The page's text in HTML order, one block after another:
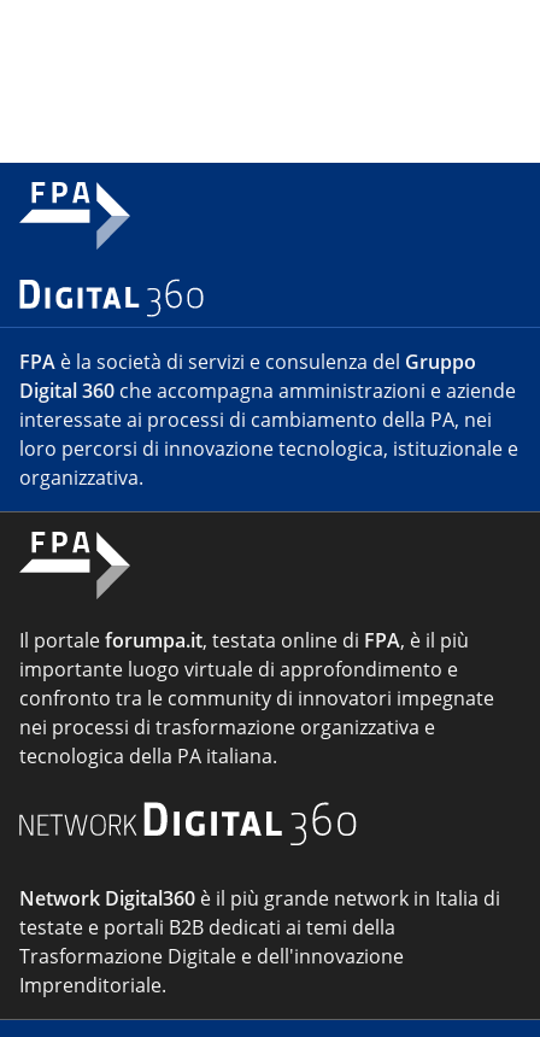
FPA è la società di servizi e consulenza del Gruppo
Digital 360 che accompagna amministrazioni e aziende
interessate ai processi di cambiamento della PA, nei
loro percorsi di innovazione tecnologica, istituzionale e
organizzativa.
Il portaleforumpa.it, testata online di FPA, è il più
importante luogo virtuale di approfondimento e
confronto tra le community di innovatori impegnate
nei processi di trasformazione organizzativa e
tecnologica della PA italiana.
Network Digital360 è il più grande network in Italia di
testate e portali B2B dedicati ai temi della
Trasformazione Digitale e dell'innovazione
Imprenditoriale.